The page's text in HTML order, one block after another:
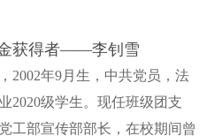
获得者——李钊雪
2002年9月生，中共党员，法
2020级学生。现任班级团支
工部宣传部部长，在校期间曾